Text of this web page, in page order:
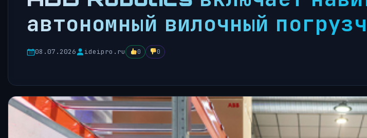
автономный вилочный
08.07.2026 ideipro.ru 0 0